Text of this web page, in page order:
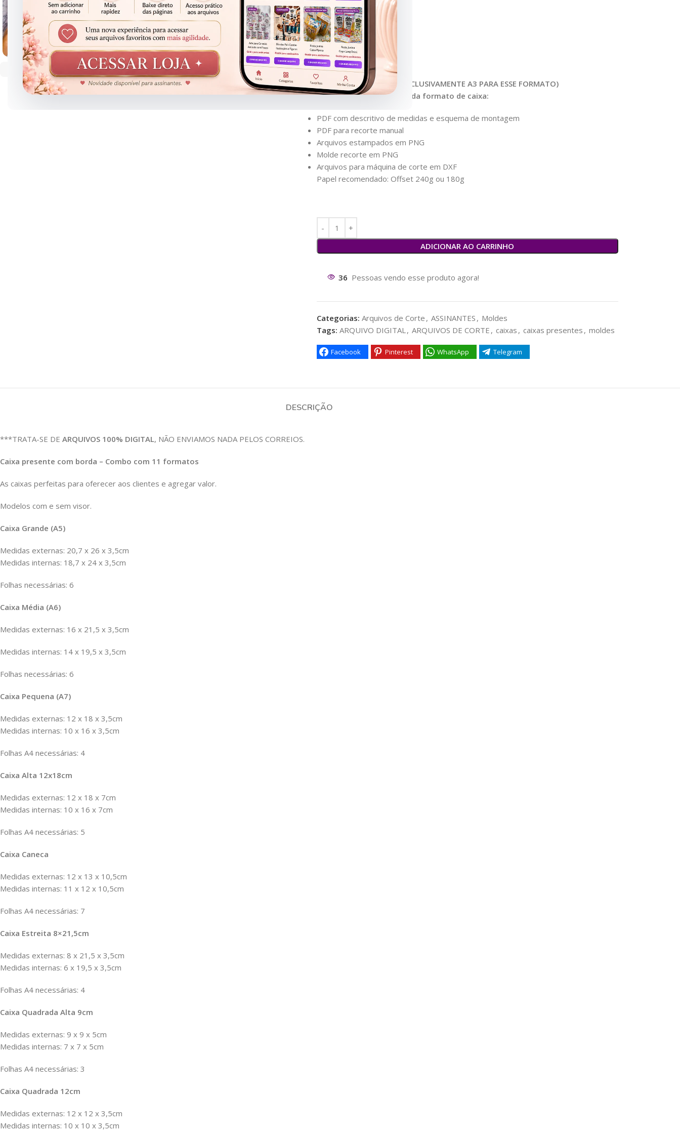
Clique para ampliar
Caixa Alta 12x18cm
Caixa Caneca
Caixa Estreita 8×21,5cm
Caixa Quadrada Alta 9cm
Caixa Quadrada 12cm
Caixa Quadrada 21cm
Caixa Quadrada 25cm (EXCLUSIVAMENTE A3 PARA ESSE FORMATO)
Arquivos inclusos para cada formato de caixa:
PDF com descritivo de medidas e esquema de montagem
PDF para recorte manual
Arquivos estampados em PNG
Molde recorte em PNG
Arquivos para máquina de corte em DXF
Papel recomendado: Offset 240g ou 180g
ADICIONAR AO CARRINHO
36 Pessoas vendo esse produto agora!
Categorias: Arquivos de Corte , ASSINANTES , Moldes
Tags: ARQUIVO DIGITAL, ARQUIVOS DE CORTE , caixas , caixas presentes , moldes
Facebook Pinterest WhatsApp Telegram
DESCRIÇÃO
***TRATA-SE DE ARQUIVOS 100% DIGITAL, NÃO ENVIAMOS NADA PELOS CORREIOS.
Caixa presente com borda – Combo com 11 formatos
As caixas perfeitas para oferecer aos clientes e agregar valor.
Modelos com e sem visor.
Caixa Grande (A5)
Medidas externas: 20,7 x 26 x 3,5cm
Medidas internas: 18,7 x 24 x 3,5cm
Folhas necessárias: 6
Caixa Média (A6)
Medidas externas: 16 x 21,5 x 3,5cm
Medidas internas: 14 x 19,5 x 3,5cm
Folhas necessárias: 6
Caixa Pequena (A7)
Medidas externas: 12 x 18 x 3,5cm
Medidas internas: 10 x 16 x 3,5cm
Folhas A4 necessárias: 4
Caixa Alta 12x18cm
Medidas externas: 12 x 18 x 7cm
Medidas internas: 10 x 16 x 7cm
Folhas A4 necessárias: 5
Caixa Caneca
Medidas externas: 12 x 13 x 10,5cm
Medidas internas: 11 x 12 x 10,5cm
Folhas A4 necessárias: 7
Caixa Estreita 8×21,5cm
Medidas externas: 8 x 21,5 x 3,5cm
Medidas internas: 6 x 19,5 x 3,5cm
Folhas A4 necessárias: 4
Caixa Quadrada Alta 9cm
Medidas externas: 9 x 9 x 5cm
Medidas internas: 7 x 7 x 5cm
Folhas A4 necessárias: 3
Caixa Quadrada 12cm
Medidas externas: 12 x 12 x 3,5cm
Medidas internas: 10 x 10 x 3,5cm